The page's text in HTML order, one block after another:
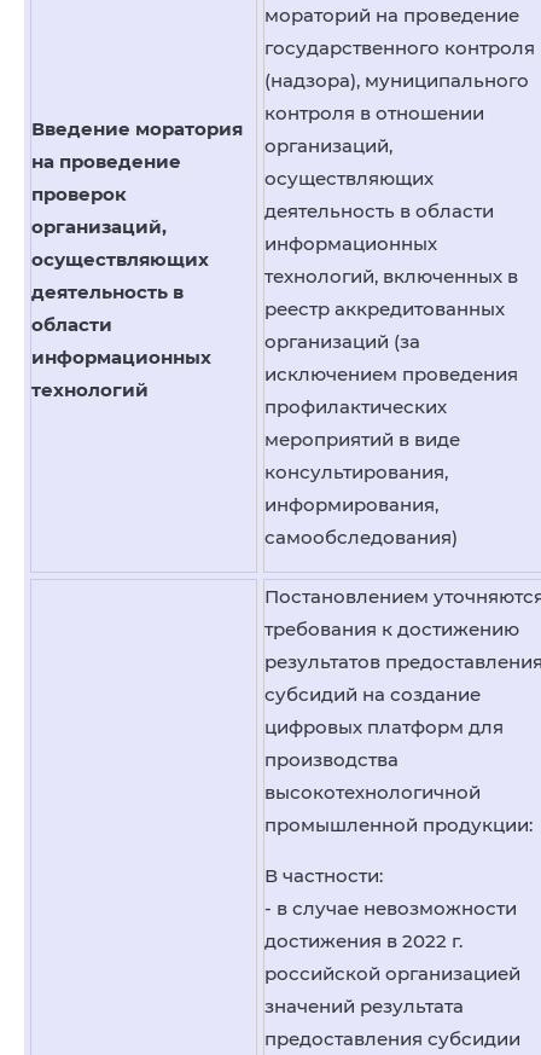
Введение моратория
на проведение
проверок
организаций,
осуществляющих
деятельность в
области
информационных
технологий
мораторий на проведение
государственного контроля
(надзора), муниципального
контроля в отношении
организаций,
осуществляющих
деятельность в области
информационных
технологий, включенных в
реестр аккредитованных
организаций (за
исключением проведения
профилактических
мероприятий в виде
консультирования,
информирования,
самообследования)
Постановлением
требования к достижению
результатов
субсидий на создание
цифровых платформ для
производства
высокотехнологичной
промышленной продукции:
В частности:
- в случае невозможности
достижения в 2022 г.
российской организацией
значений результата
предоставления субсидии